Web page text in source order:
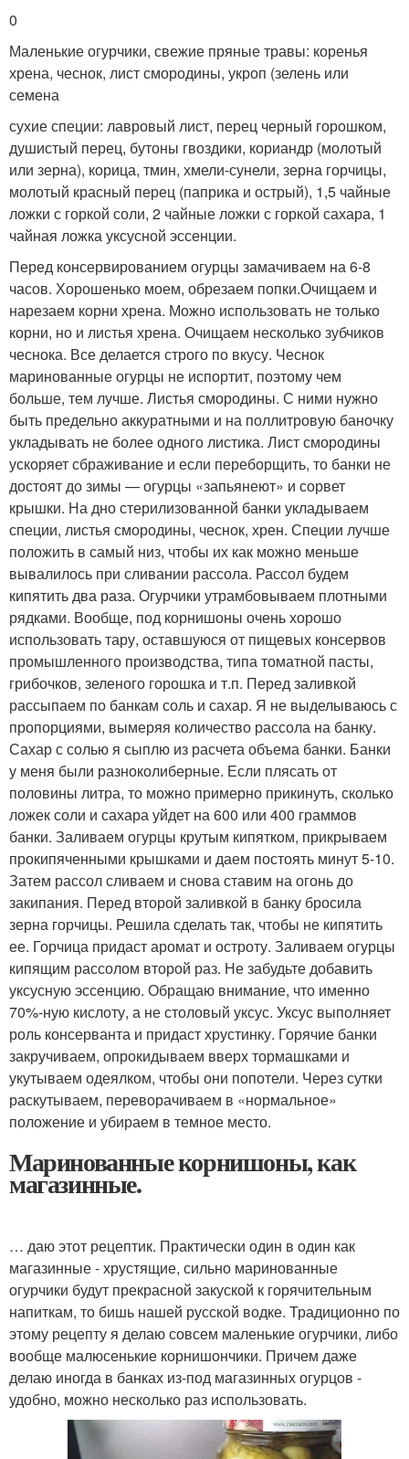
0
Маленькие огурчики, свежие пряные травы: коренья
хрена, чеснок, лист смородины, укроп (зелень или
семена
сухие специи: лавровый лист, перец черный горошком,
душистый перец, бутоны гвоздики, кориандр (молотый
или зерна), корица, тмин, хмели-сунели, зерна горчицы,
молотый красный перец (паприка и острый), 1,5 чайные
ложки с горкой соли, 2 чайные ложки с горкой сахара, 1
чайная ложка уксусной эссенции.
Перед консервированием огурцы замачиваем на 6-8
часов. Хорошенько моем, обрезаем попки.Очищаем и
нарезаем корни хрена. Можно использовать не только
корни, но и листья хрена. Очищаем несколько зубчиков
чеснока. Все делается строго по вкусу. Чеснок
маринованные огурцы не испортит, поэтому чем
больше, тем лучше. Листья смородины. С ними нужно
быть предельно аккуратными и на поллитровую баночку
укладывать не более одного листика. Лист смородины
ускоряет сбраживание и если переборщить, то банки не
достоят до зимы — огурцы «запьянеют» и сорвет
крышки. На дно стерилизованной банки укладываем
специи, листья смородины, чеснок, хрен. Специи лучше
положить в самый низ, чтобы их как можно меньше
вывалилось при сливании рассола. Рассол будем
кипятить два раза. Огурчики утрамбовываем плотными
рядками. Вообще, под корнишоны очень хорошо
использовать тару, оставшуюся от пищевых консервов
промышленного производства, типа томатной пасты,
грибочков, зеленого горошка и т.п. Перед заливкой
рассыпаем по банкам соль и сахар. Я не выделываюсь с
пропорциями, вымеряя количество рассола на банку.
Сахар с солью я сыплю из расчета объема банки. Банки
у меня были разноколиберные. Если плясать от
половины литра, то можно примерно прикинуть, сколько
ложек соли и сахара уйдет на 600 или 400 граммов
банки. Заливаем огурцы крутым кипятком, прикрываем
прокипяченными крышками и даем постоять минут 5-10.
Затем рассол сливаем и снова ставим на огонь до
закипания. Перед второй заливкой в банку бросила
зерна горчицы. Решила сделать так, чтобы не кипятить
ее. Горчица придаст аромат и остроту. Заливаем огурцы
кипящим рассолом второй раз. Не забудьте добавить
уксусную эссенцию. Обращаю внимание, что именно
70%-ную кислоту, а не столовый уксус. Уксус выполняет
роль консерванта и придаст хрустинку. Горячие банки
закручиваем, опрокидываем вверх тормашками и
укутываем одеялком, чтобы они попотели. Через сутки
раскутываем, переворачиваем в «нормальное»
положение и убираем в темное место.
Маринованные корнишоны, как
магазинные.
… даю этот рецептик. Практически один в один как
магазинные - хрустящие, сильно маринованные
огурчики будут прекрасной закуской к горячительным
напиткам, то бишь нашей русской водке. Традиционно по
этому рецепту я делаю совсем маленькие огурчики, либо
вообще малюсенькие корнишончики. Причем даже
делаю иногда в банках из-под магазинных огурцов -
удобно, можно несколько раз использовать.